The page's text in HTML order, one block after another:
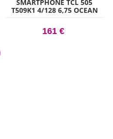
SMARTPHONE TCL 505
T509K1 4/128 6,75 OCEAN
161 €